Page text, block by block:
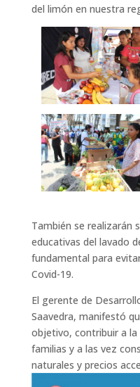
del limón en nuestra
También se realizarán
educativas del lavado
fundamental para
Covid-19.
El gerente de
Saavedra, manifestó
objetivo, contribuir a la
familias y a las vez
naturales y precios